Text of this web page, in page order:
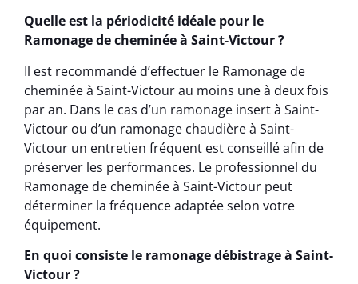
Quelle est la périodicité idéale pour le
Ramonage de cheminée à Saint-Victour ?
Il est recommandé d’effectuer le Ramonage de
cheminée à Saint-Victour au moins une à deux fois
par an. Dans le cas d’un ramonage insert à Saint-
Victour ou d’un ramonage chaudière à Saint-
Victour un entretien fréquent est conseillé afin de
préserver les performances. Le professionnel du
Ramonage de cheminée à Saint-Victour peut
déterminer la fréquence adaptée selon votre
équipement.
En quoi consiste le ramonage débistrage à Saint-
Victour ?